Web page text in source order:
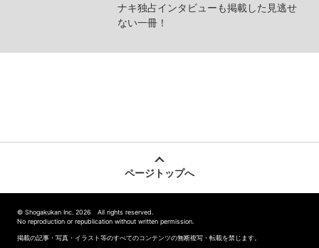
ナキ独占インタビューも掲載した見逃せ
ない一冊！
ページトップへ
© Shogakukan Inc. 2026 All rights reserved.
No reproduction or republication without written permission.
掲載の記事・写真・イラスト等のすべてのコンテンツの無断複写・転載を禁じます。